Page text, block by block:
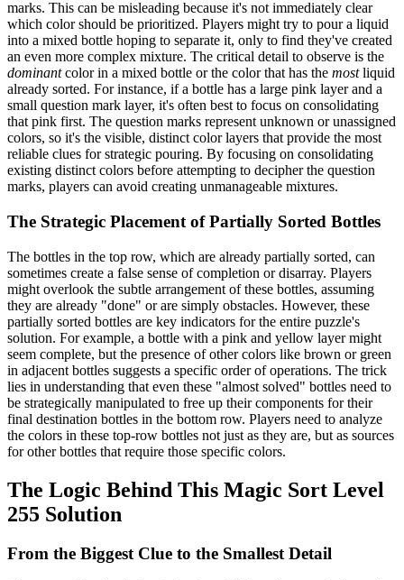
marks. This can be misleading because it's not immediately clear
which color should be prioritized. Players might try to pour a liquid
into a mixed bottle hoping to separate it, only to find they've created
an even more complex mixture. The critical detail to observe is the
dominantcolor in a mixed bottle or the color that has the mostliquid
already sorted. For instance, if a bottle has a large pink layer and a
small question mark layer, it's often best to focus on consolidating
that pink first. The question marks represent unknown or unassigned
colors, so it's the visible, distinct color layers that provide the most
reliable clues for strategic pouring. By focusing on consolidating
existing distinct colors before attempting to decipher the question
marks, players can avoid creating unmanageable mixtures.
The Strategic Placement of Partially Sorted Bottles
The bottles in the top row, which are already partially sorted, can
sometimes create a false sense of completion or disarray. Players
might overlook the subtle arrangement of these bottles, assuming
they are already "done" or are simply obstacles. However, these
partially sorted bottles are key indicators for the entire puzzle's
solution. For example, a bottle with a pink and yellow layer might
seem complete, but the presence of other colors like brown or green
in adjacent bottles suggests a specific order of operations. The trick
lies in understanding that even these "almost solved" bottles need to
be strategically manipulated to free up their components for their
final destination bottles in the bottom row. Players need to analyze
the colors in these top-row bottles not just as they are, but as sources
for other bottles that require those specific colors.
The Logic Behind This Magic Sort Level
255 Solution
From the Biggest Clue to the Smallest Detail